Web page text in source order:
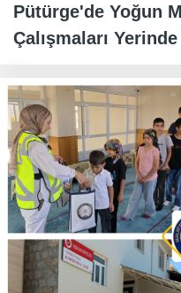
Pütürge'de Yoğun
Çalışmaları